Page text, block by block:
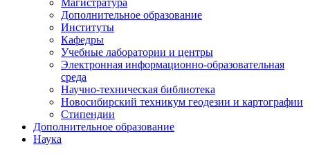
Магистратура
Дополнительное образование
Институты
Кафедры
Учебные лаборатории и центры
Электронная информационно-образовательная
среда
Научно-техническая библиотека
Новосибирский техникум геодезии и картографии
Стипендии
Дополнительное образование
Наука